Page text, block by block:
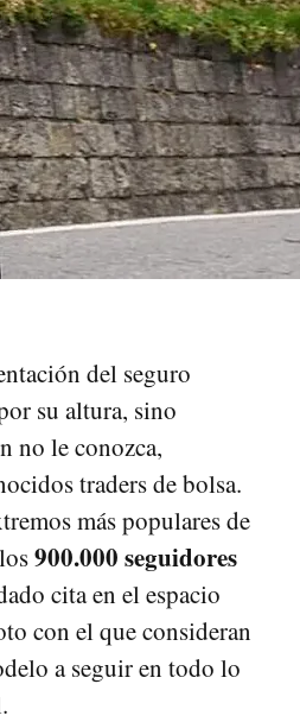
del seguro
su altura, sino
no le conozca,
traders de bolsa.
más populares de
900.000 seguidores
cita en el espacio
con el que consideran
a seguir en todo lo